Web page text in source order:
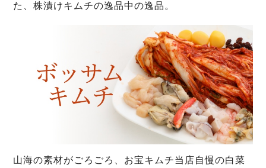
た、株漬けキムチの逸品中の逸品。
山海の素材がごろごろ、お宝キムチ当店自慢の白菜